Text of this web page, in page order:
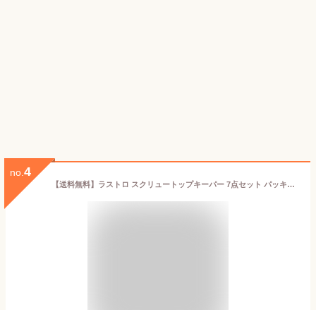
no. 4
【送料無料】ラストロ スクリュートップキーパー 7点セット パッキン付 目盛付 浅型 深型 粉物保存 液体保存 レンジ対応 食洗機対応 岩崎工業 ペットのエサ入れ コスパ良い